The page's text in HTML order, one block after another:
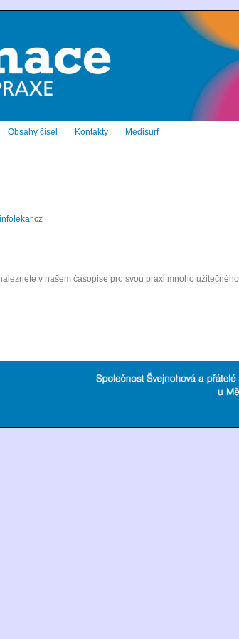
Obsahy čísel Kontakty Medisurf
v našem časopise pro svou praxi mnoho užitečného